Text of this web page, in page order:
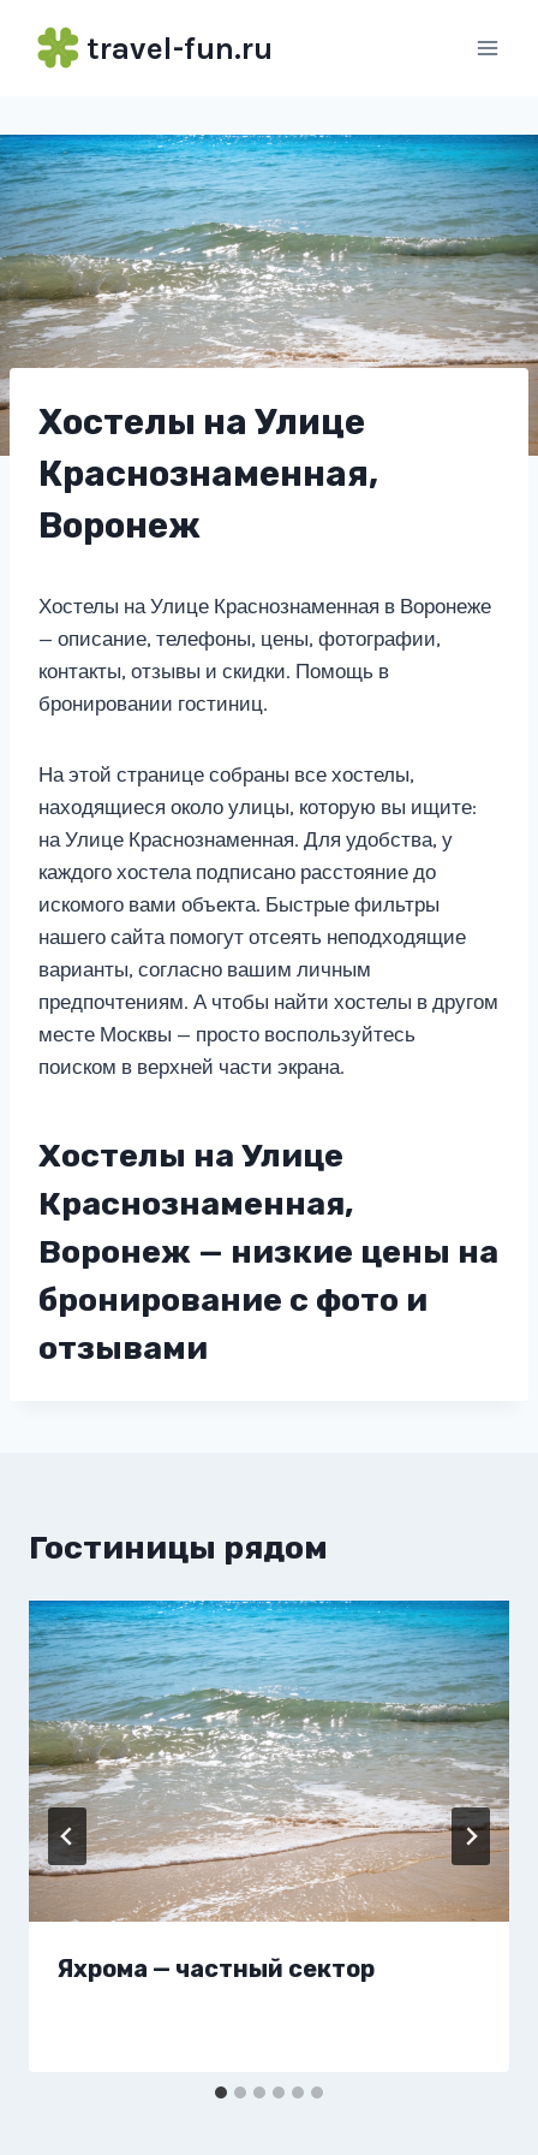
travel-fun.ru
Хостелы на Улице
Краснознаменная,
Воронеж
Хостелы на Улице Краснознаменная в Воронеже
— описание, телефоны, цены, фотографии,
контакты, отзывы и скидки. Помощь в
бронировании гостиниц.
На этой странице собраны все хостелы,
находящиеся около улицы, которую вы ищите:
на Улице Краснознаменная. Для удобства, у
каждого хостела подписано расстояние до
искомого вами объекта. Быстрые фильтры
нашего сайта помогут отсеять неподходящие
варианты, согласно вашим личным
предпочтениям. А чтобы найти хостелы в другом
месте Москвы — просто воспользуйтесь
поиском в верхней части экрана.
Хостелы на Улице
Краснознаменная,
Воронеж — низкие цены на
бронирование с фото и
отзывами
Гостиницы рядом
Яхрома — частный сектор